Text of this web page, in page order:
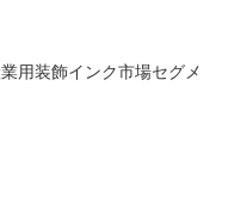
用装飾インク市場セグメ